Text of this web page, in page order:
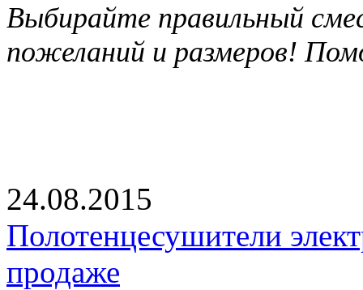
Выбирайте правильный
пожеланий и размеров!
24.08.2015
Полотенцесушители
продаже